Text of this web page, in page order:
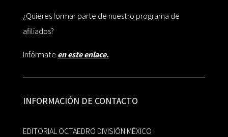
¿Quieres formar parte de nuestro programa de
afiliados?
Infórmate en este enlace.
INFORMACIÓN DE CONTACTO
EDITORIAL OCTAEDRO DIVISIÓN MÉXICO